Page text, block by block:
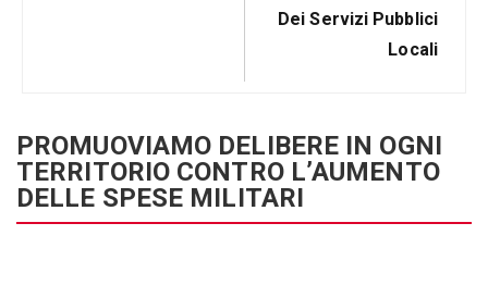
Post
Dei Servizi Pubblici
Locali
PROMUOVIAMO DELIBERE IN OGNI
TERRITORIO CONTRO L’AUMENTO
DELLE SPESE MILITARI